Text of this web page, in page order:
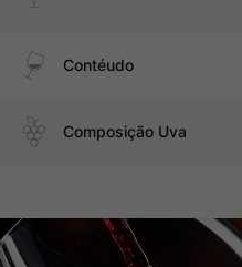
Contéudo
Composição Uva